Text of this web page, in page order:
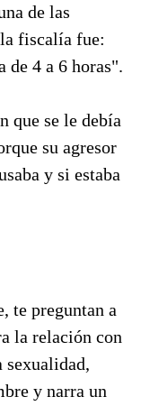
de las
fiscalía fue:
de 4 a 6 horas".
que se le debía
su agresor
y si estaba
te preguntan a
la relación con
sexualidad,
y narra un